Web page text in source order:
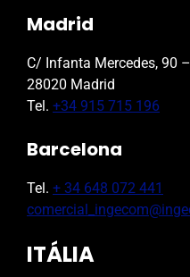
Madrid
C/ Infanta Mercedes, 90
28020 Madrid
Tel. +34 915 715 196
Barcelona
Tel. + 34 648 072 441
ITÁLIA